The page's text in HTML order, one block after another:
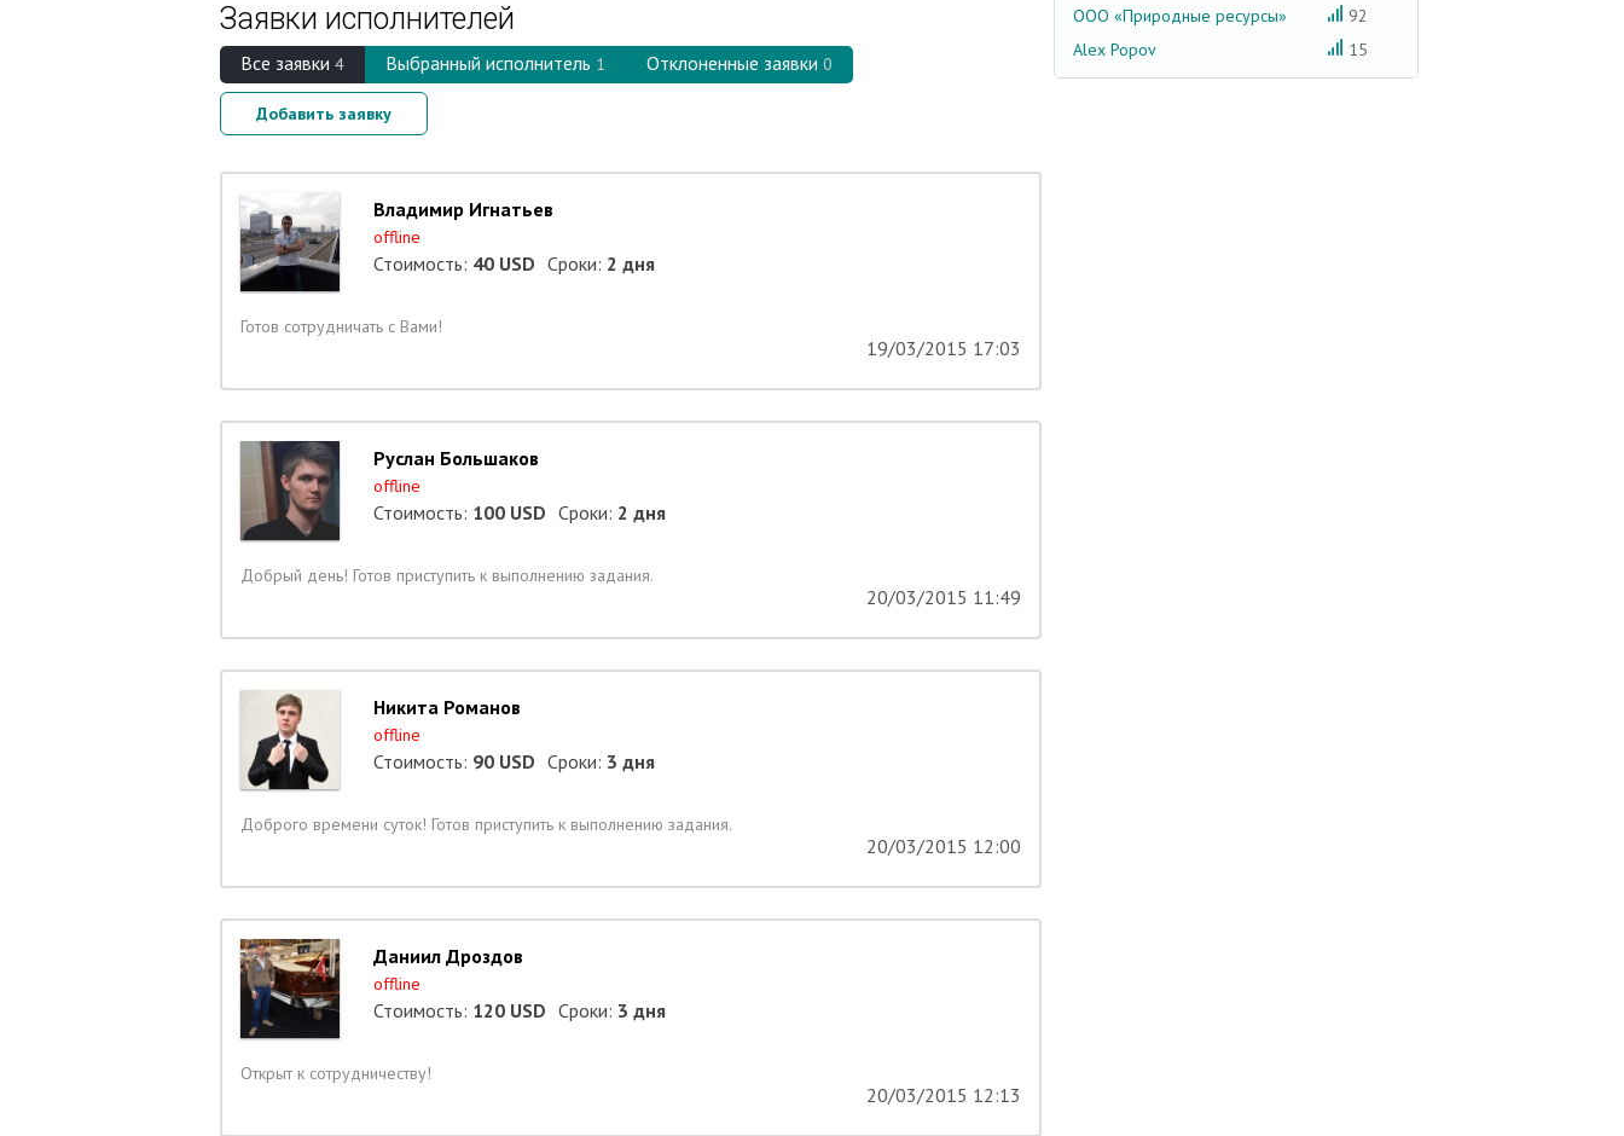
Заявки исполнителей
Вcе заявки 4 Выбранный исполнитель 1 Отклоненные заявки 0
Добавить заявку
Владимир Игнатьев
offline
Стоимость: 40 USD Сроки: 2 дня
Готов сотрудничать с Вами!
19/03/2015 17:03
Руслан Большаков
offline
Стоимость: 100 USD Сроки: 2 дня
Добрый день! Готов приступить к выполнению задания.
20/03/2015 11:49
Никита Романов
offline
Стоимость: 90 USD Сроки: 3 дня
Доброго времени суток! Готов приступить к выполнению задания.
20/03/2015 12:00
Даниил Дроздов
offline
Стоимость: 120 USD Сроки: 3 дня
Открыт к сотрудничеству!
20/03/2015 12:13
ООО «Природные ресурсы»
92
Alex Popov
15